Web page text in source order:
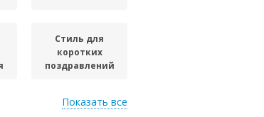
Стиль для
коротких
поздравлений
Язык для
Показать все